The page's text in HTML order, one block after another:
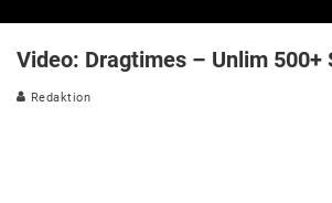
Video: Dragtimes – Unlim 500+
Redaktion